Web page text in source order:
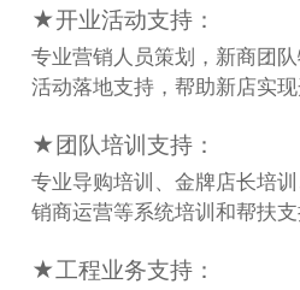
★开业活动支持：
专业营销人员策划，新商团
活动落地支持，帮助新店实现
★团队培训支持：
专业导购培训、金牌店长培
销商运营等系统培训和帮扶支
★工程业务支持：